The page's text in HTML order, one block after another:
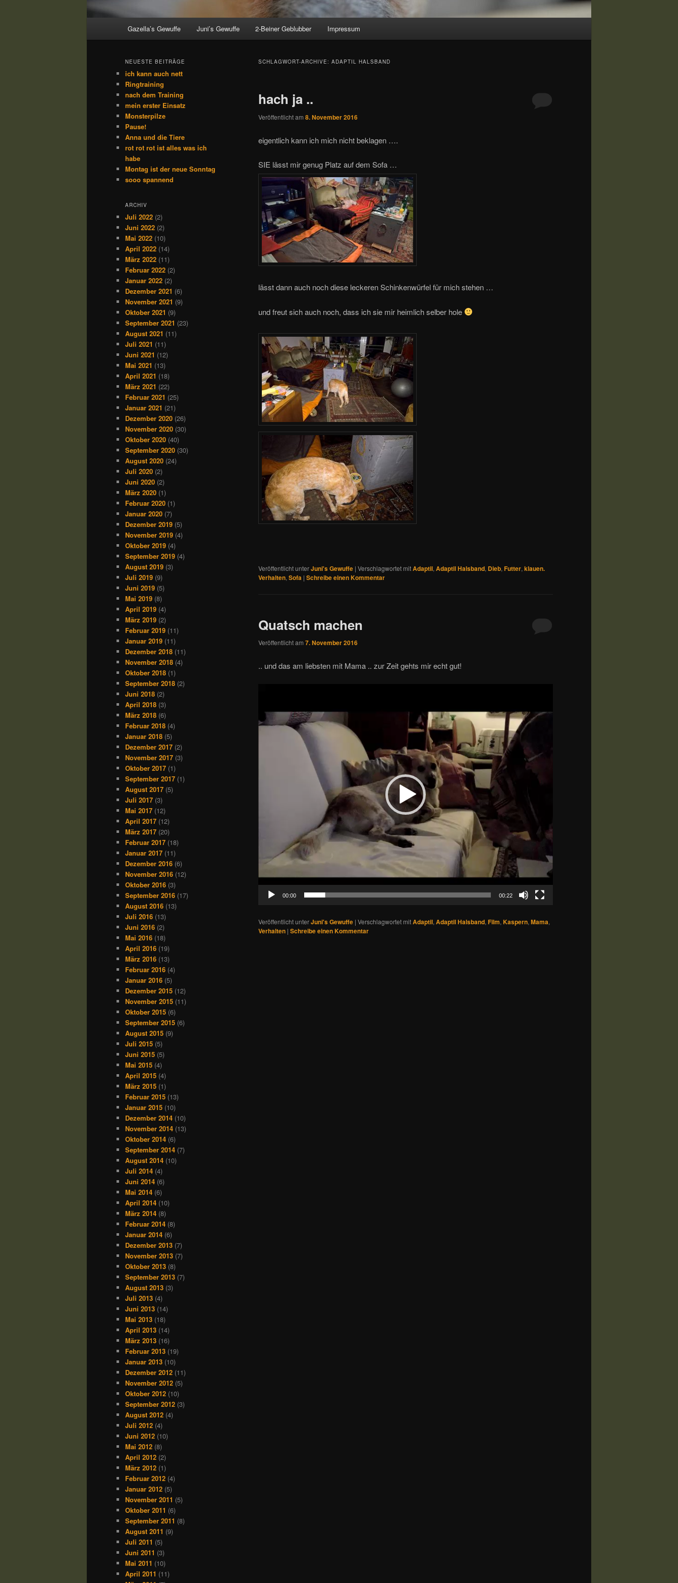
Gazella’s Gewuffe Juni’s Gewuffe 2-Beiner Geblubber Impressum
SCHLAGWORT-ARCHIVE: ADAPTIL HALSBAND
hach ja ..
Veröffentlicht am 8. November 2016
eigentlich kann ich mich nicht beklagen ….
SIE lässt mir genug Platz auf dem Sofa …
lässt dann auch noch diese leckeren Schinkenwürfel für mich stehen …
und freut sich auch noch, dass ich sie mir heimlich selber hole
Veröffentlicht unterJuni's Gewuffe | Verschlagwortet mitAdaptil, Adaptil Halsband, Dieb, Futter, klauen.
Verhalten, Sofa | Schreibe einen Kommentar
Quatsch machen
Veröffentlicht am 7. November 2016
.. und das am liebsten mit Mama .. zur Zeit gehts mir echt gut!
00:00 00:22
Veröffentlicht unterJuni's Gewuffe | Verschlagwortet mitAdaptil, Adaptil Halsband, Film, Kaspern, Mama,
Verhalten | Schreibe einen Kommentar
NEUESTE BEITRÄGE
ich kann auch nett
Ringtraining
nach dem Training
mein erster Einsatz
Monsterpilze
Pause!
Anna und die Tiere
rot rot rot ist alles was ich
habe
Montag ist der neue Sonntag
sooo spannend
ARCHIV
Juli 2022 (2)
Juni 2022 (2)
Mai 2022 (10)
April 2022 (14)
März 2022 (11)
Februar 2022 (2)
Januar 2022 (2)
Dezember 2021 (6)
November 2021 (9)
Oktober 2021 (9)
September 2021 (23)
August 2021 (11)
Juli 2021 (11)
Juni 2021 (12)
Mai 2021 (13)
April 2021 (18)
März 2021 (22)
Februar 2021 (25)
Januar 2021 (21)
Dezember 2020 (26)
November 2020 (30)
Oktober 2020 (40)
September 2020 (30)
August 2020 (24)
Juli 2020 (2)
Juni 2020 (2)
März 2020 (1)
Februar 2020 (1)
Januar 2020 (7)
Dezember 2019 (5)
November 2019 (4)
Oktober 2019 (4)
September 2019 (4)
August 2019 (3)
Juli 2019 (9)
Juni 2019 (5)
Mai 2019 (8)
April 2019 (4)
März 2019 (2)
Februar 2019 (11)
Januar 2019 (11)
Dezember 2018 (11)
November 2018 (4)
Oktober 2018 (1)
September 2018 (2)
Juni 2018 (2)
April 2018 (3)
März 2018 (6)
Februar 2018 (4)
Januar 2018 (5)
Dezember 2017 (2)
November 2017 (3)
Oktober 2017 (1)
September 2017 (1)
August 2017 (5)
Juli 2017 (3)
Mai 2017 (12)
April 2017 (12)
März 2017 (20)
Februar 2017 (18)
Januar 2017 (11)
Dezember 2016 (6)
November 2016 (12)
Oktober 2016 (3)
September 2016 (17)
August 2016 (13)
Juli 2016 (13)
Juni 2016 (2)
Mai 2016 (18)
April 2016 (19)
März 2016 (13)
Februar 2016 (4)
Januar 2016 (5)
Dezember 2015 (12)
November 2015 (11)
Oktober 2015 (6)
September 2015 (6)
August 2015 (9)
Juli 2015 (5)
Juni 2015 (5)
Mai 2015 (4)
April 2015 (4)
März 2015 (1)
Februar 2015 (13)
Januar 2015 (10)
Dezember 2014 (10)
November 2014 (13)
Oktober 2014 (6)
September 2014 (7)
August 2014 (10)
Juli 2014 (4)
Juni 2014 (6)
Mai 2014 (6)
April 2014 (10)
März 2014 (8)
Februar 2014 (8)
Januar 2014 (6)
Dezember 2013 (7)
November 2013 (7)
Oktober 2013 (8)
September 2013 (7)
August 2013 (3)
Juli 2013 (4)
Juni 2013 (14)
Mai 2013 (18)
April 2013 (14)
März 2013 (16)
Februar 2013 (19)
Januar 2013 (10)
Dezember 2012 (11)
November 2012 (5)
Oktober 2012 (10)
September 2012 (3)
August 2012 (4)
Juli 2012 (4)
Juni 2012 (10)
Mai 2012 (8)
April 2012 (2)
März 2012 (1)
Februar 2012 (4)
Januar 2012 (5)
November 2011 (5)
Oktober 2011 (6)
September 2011 (8)
August 2011 (9)
Juli 2011 (5)
Juni 2011 (3)
Mai 2011 (10)
April 2011 (11)